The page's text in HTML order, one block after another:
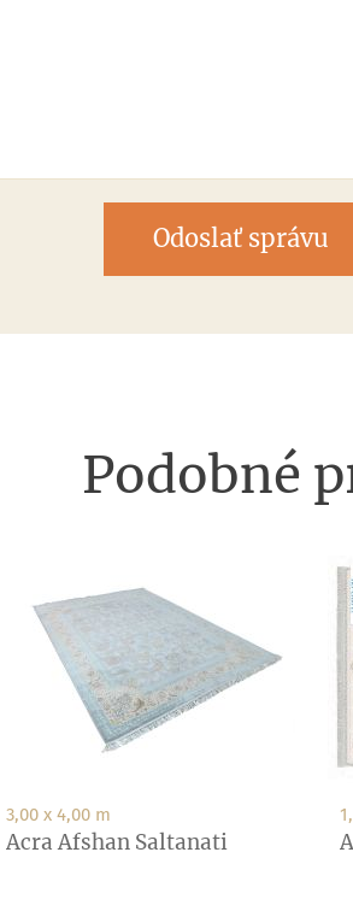
Odoslať správu
Podobné
3,00 x 4,00 m
Acra Afshan Saltanati